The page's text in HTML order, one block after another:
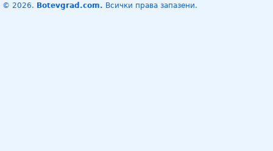
© 2026. Botevgrad.com. Всички права запазени.